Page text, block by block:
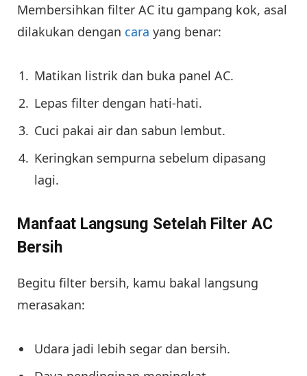
Membersihkan filter AC itu gampang kok, asal
dilakukan dengan cara yang benar:
Matikan listrik dan buka panel AC.
Lepas filter dengan hati-hati.
Cuci pakai air dan sabun lembut.
Keringkan sempurna sebelum dipasang
lagi.
Manfaat Langsung Setelah Filter AC
Bersih
Begitu filter bersih, kamu bakal langsung
merasakan:
Udara jadi lebih segar dan bersih.